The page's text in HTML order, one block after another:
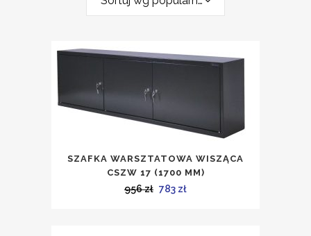
SZAFKA WARSZTATOWA WISZĄCA
CSZW 17 (1700 MM)
956zł Pierwotna
783 złAktualna